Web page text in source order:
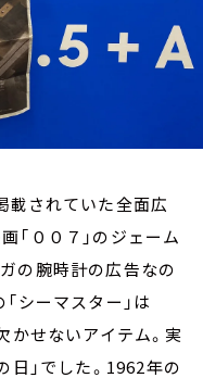
載されていた全面広
「００７」のジェーム
の腕時計の広告なの
シーマスター」は
かせないアイテム。実
日」でした。1962年の